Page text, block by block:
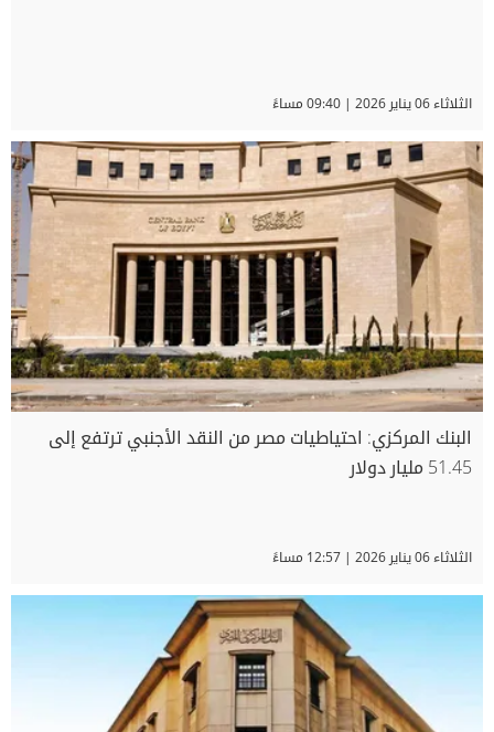
الثلاثاء 06 يناير 2026 | 09:40 مساءً
البنك المركزي: احتياطيات مصر من النقد الأجنبي ترتفع إلى
51.45 مليار دولار
الثلاثاء 06 يناير 2026 | 12:57 مساءً